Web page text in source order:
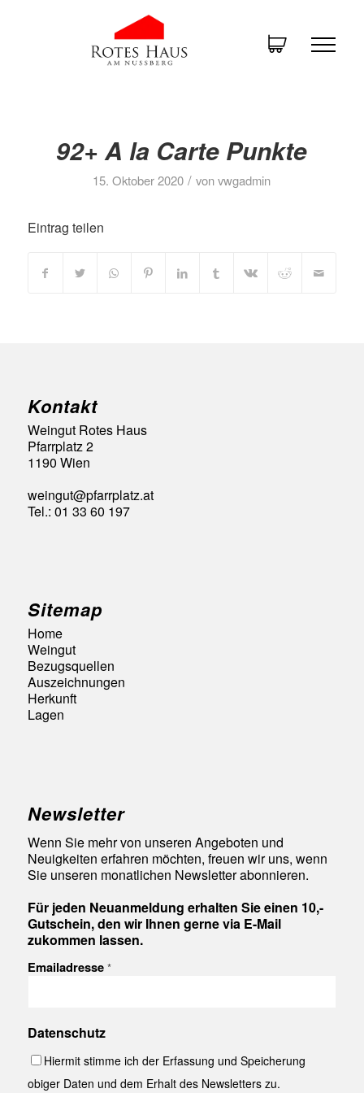
92+ A la Carte Punkte
15. Oktober 2020 / vonvwgadmin
Eintrag teilen
Kontakt
Weingut Rotes Haus
Pfarrplatz 2
1190 Wien
weingut@pfarrplatz.at
Tel.: 01 33 60 197
Sitemap
Home
Weingut
Bezugsquellen
Auszeichnungen
Herkunft
Lagen
Newsletter
Wenn Sie mehr von unseren Angeboten und
Neuigkeiten erfahren möchten, freuen wir uns, wenn
Sie unseren monatlichen Newsletter abonnieren.
Für jeden Neuanmeldung erhalten Sie einen 10,-
Gutschein, den wir Ihnen gerne via E-Mail
zukommen lassen.
Emailadresse *
Datenschutz
Hiermit stimme ich der Erfassung und Speicherung
obiger Daten und dem Erhalt des Newsletters zu.